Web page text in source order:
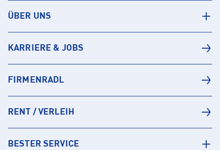
ÜBER UNS
KARRIERE & JOBS
FIRMENRADL
RENT / VERLEIH
BESTER SERVICE